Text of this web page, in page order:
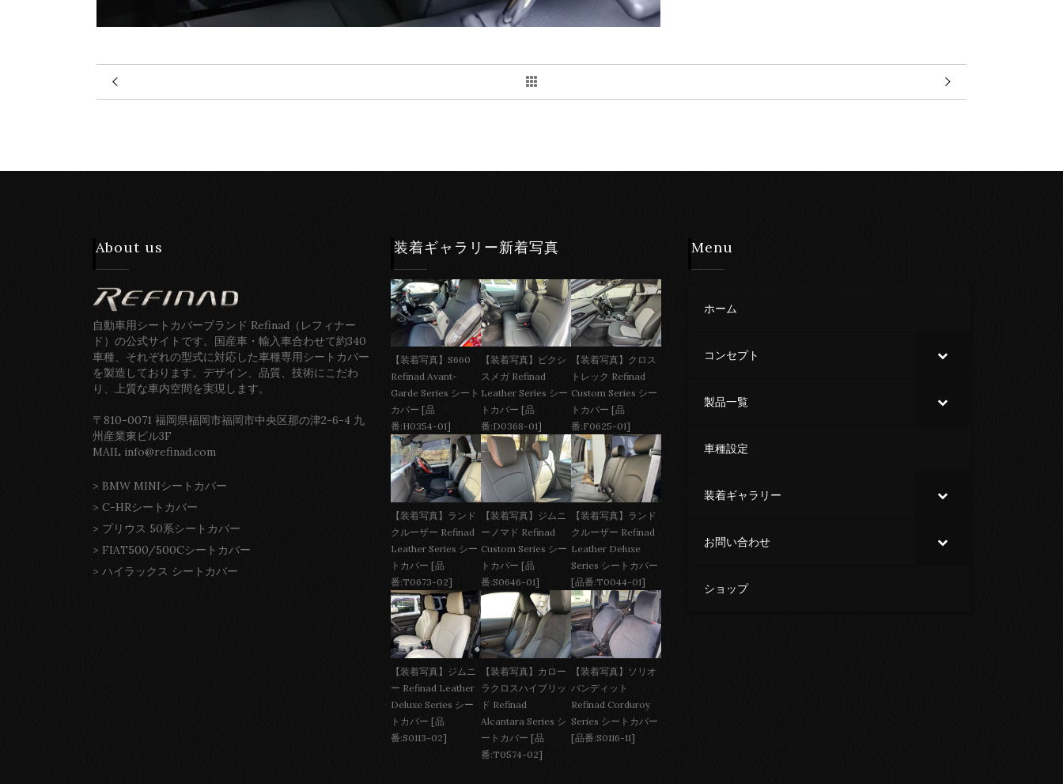
About us
自動車用シートカバーブランド Refinad（レフィナー
ド）の公式サイトです。国産車・輸入車合わせて約340
車種、それぞれの型式に対応した車種専用シートカバー
を製造しております。デザイン、品質、技術にこだわ
り、上質な車内空間を実現します。
〒810-0071 福岡県福岡市福岡市中央区那の津2-6-4 九
州産業東ビル3F
MAIL info@refinad.com
> BMW MINIシートカバー
> C-HRシートカバー
> プリウス 50系シートカバー
> FIAT500/500Cシートカバー
> ハイラックス シートカバー
装着ギャラリー新着写真
【装着写真】S660
Refinad Avant-
Garde Series シート
カバー [品
番:H0354-01]
【装着写真】ピクシ
スメガ Refinad
Leather Series シー
トカバー [品
番:D0368-01]
【装着写真】クロス
トレック Refinad
Custom Series シー
トカバー [品
番:F0625-01]
【装着写真】ランド
クルーザー Refinad
Leather Series シー
トカバー [品
番:T0673-02]
【装着写真】ジムニ
ーノマド Refinad
Custom Series シー
トカバー [品
番:S0646-01]
【装着写真】ランド
クルーザー Refinad
Leather Deluxe
Series シートカバー
[品番:T0044-01]
【装着写真】ジムニ
ー Refinad Leather
Deluxe Series シー
トカバー [品
番:S0113-02]
【装着写真】カロー
ラクロスハイブリッ
ド Refinad
Alcantara Series シ
ートカバー [品
番:T0574-02]
【装着写真】ソリオ
バンディット
Refinad Corduroy
Series シートカバー
[品番:S0116-11]
Menu
ホーム
コンセプト
製品一覧
車種設定
装着ギャラリー
お問い合わせ
ショップ